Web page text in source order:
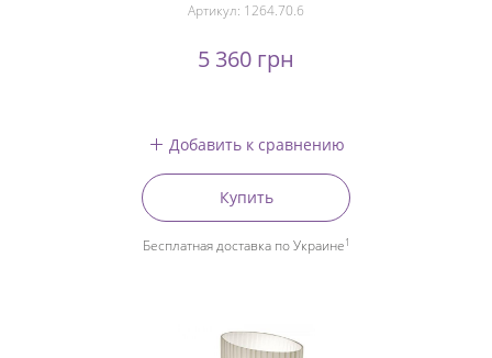
Артикул: 1264.70.6
5 360 грн
Добавить к сравнению
Купить
Бесплатная доставка по Украине1